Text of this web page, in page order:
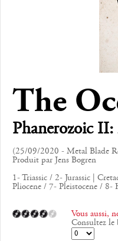
The
Phanerozoic II:
(25/09/2020 - Metal Blade
Produit par Jens Bogren
1- Triassic / 2- Jurassic |
Pliocene / 7- Pleistocene / 8-
Vous aussi,
Consultez le